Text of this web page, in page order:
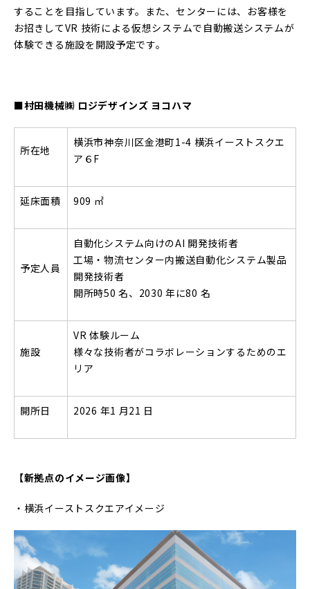
することを⽬指しています。また、センターには、お客様を
お招きしてVR 技術による仮想システムで⾃動搬送システムが
体験できる施設を開設予定です。
■村⽥機械㈱ ロジデザインズ ヨコハマ
所在地
横浜市神奈川区⾦港町1-4 横浜イーストスクエ
ア６F
延床⾯積 909 ㎡
予定⼈員
⾃動化システム向けのAI 開発技術者
⼯場・物流センター内搬送⾃動化システム製品
開発技術者
開所時50 名、2030 年に80 名
施設
VR 体験ルーム
様々な技術者がコラボレーションするためのエ
リア
開所⽇ 2026 年1 ⽉21 ⽇
【新拠点のイメージ画像】
・横浜イーストスクエアイメージ